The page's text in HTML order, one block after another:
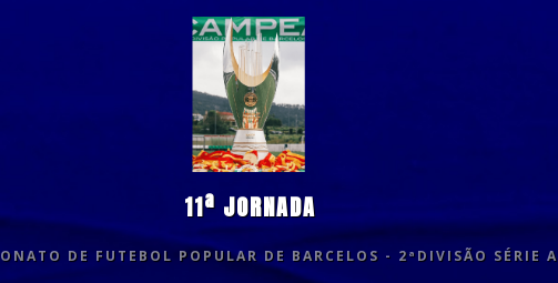
11ª JORNADA
DE FUTEBOL POPULAR DE BARCELOS - 2ªDIVISÃO SÉRIE A